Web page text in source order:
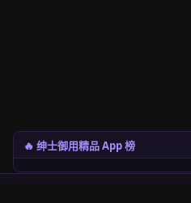
🔥 绅士御用精品 App 榜